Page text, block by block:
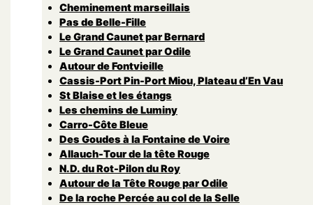
Cheminement marseillais
Pas de Belle-Fille
Le Grand Caunet par Bernard
Le Grand Caunet par Odile
Autour de Fontvieille
Cassis-Port Pin-Port Miou, Plateau d’En Vau
St Blaise et les étangs
Les chemins de Luminy
Carro-Côte Bleue
Des Goudes à la Fontaine de Voire
Allauch-Tour de la tête Rouge
N.D. du Rot-Pilon du Roy
Autour de la Tête Rouge par Odile
De la roche Percée au col de la Selle